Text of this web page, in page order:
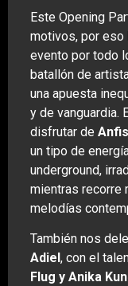
Este Opening
motivos, por eso
evento por todo
batallón de
una apuesta
y de vanguardia.
disfrutar de
un tipo de
underground,
mientras recorre
melodías
También nos
Adiel , con el
Flug y Anika